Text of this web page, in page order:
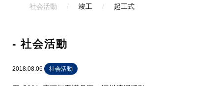
社会活動
竣工 起工式
- 社会活動
2018.08.06 社会活動